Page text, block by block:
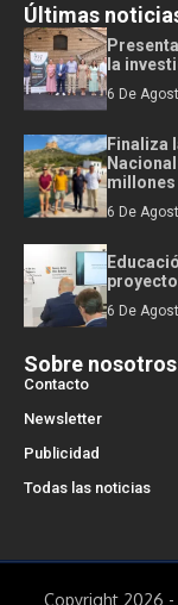
Últimas
la
6 De
Finaliza
millones
6 De
6 De
Sobre nosotros
Contacto
Newsletter
Publicidad
Todas las noticias
Copyright 2026